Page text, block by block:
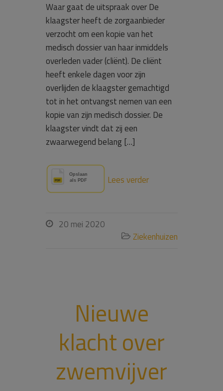
Waar gaat de uitspraak over De
klaagster heeft de zorgaanbieder
verzocht om een kopie van het
medisch dossier van haar inmiddels
overleden vader (cliënt). De cliënt
heeft enkele dagen voor zijn
overlijden de klaagster gemachtigd
tot in het ontvangst nemen van een
kopie van zijn medisch dossier. De
klaagster vindt dat zij een
zwaarwegend belang […]
Lees verder
 20 mei 2020
 Ziekenhuizen
Nieuwe
klacht over
zwemvijver